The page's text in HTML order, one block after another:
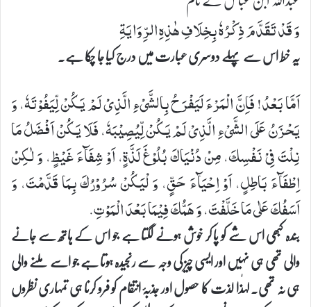
وَ قَدْ تَقَدَّمَ ذِكْرُهٗ بِخِلَافِ هٰذِهِ الرِّوَایَةِ
یہ خط اس سے پہلے دوسری عبارت میں درج کیا جا چکا ہے۔
اَمَّا بَعْدُ! فَاِنَّ الْمَرْءَ لَیَفْرَحُ بِالشَّیْ‏ءِ الَّذِیْ لَمْ یَكُنْ لِّیَفُوْتَهٗ، وَ
یَحْزَنُ عَلَى الشَّیْ‏ءِ الَّذِیْ لَمْ یَكُنْ لِّیُصِیْبَهٗ، فَلَا یَكُنْ اَفْضَلُ مَا
نِلْتَ فِیْ نَفْسِكَ، مِنْ دُنْیَاكَ بُلُوْغَ لَذَّةٍ، اَوْ شِفَآءَ غَیْظٍ، وَ لٰكِنْ
اِطْفَآءَ بَاطِلٍ، اَوْ اِحْیَآءَ حَقٍّ، وَ لْیَكُنْ سُرُوْرُكَ بِمَا قَدَّمْتَ، وَ
اَسَفُكَ عَلٰى مَا خَلَّفْتَ، وَ هَمُّكَ فِیْمَا بَعْدَ الْمَوْتِ.
بندہ کبھی اس شے کو پا کر خوش ہونے لگتا ہے جو اس کے ہاتھ سے جانے
والی تھی ہی نہیں اور ایسی چیز کی وجہ سے رنجیدہ ہوتا ہے جو اسے ملنے والی
ہی نہ تھی۔ لہٰذا لذت کا حصول اور جذبۂ انتقام کو فرو کرنا ہی تمہاری نظروں